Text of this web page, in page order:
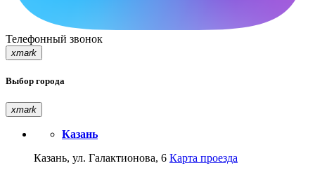
Телефонный звонок
xmark
Выбор города
xmark
Казань
Казань, ул. Галактионова, 6 Карта проезда